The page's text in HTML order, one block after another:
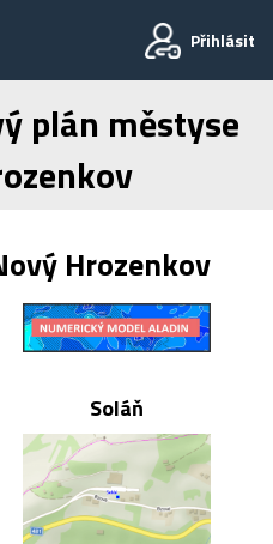
Přihlásit
plán městyse
Hrozenkov
Soláň